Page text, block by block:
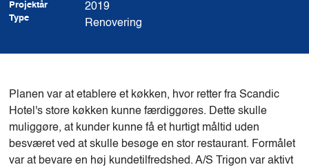
Projektår
Type
2019
Renovering
Planen var at etablere et køkken, hvor retter fra Scandic
Hotel's store køkken kunne færdiggøres. Dette skulle
muliggøre, at kunder kunne få et hurtigt måltid uden
besværet ved at skulle besøge en stor restaurant. Formålet
var at bevare en høj kundetilfredshed. A/S Trigon var aktivt